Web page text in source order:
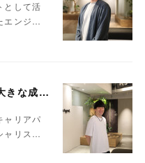
として活
エンジ…
組織の力で、一人では出せない大きな成果を生み出す――「マネジメント」として歩むエンジニアキャリア事例
ャリアパ
ャリス…